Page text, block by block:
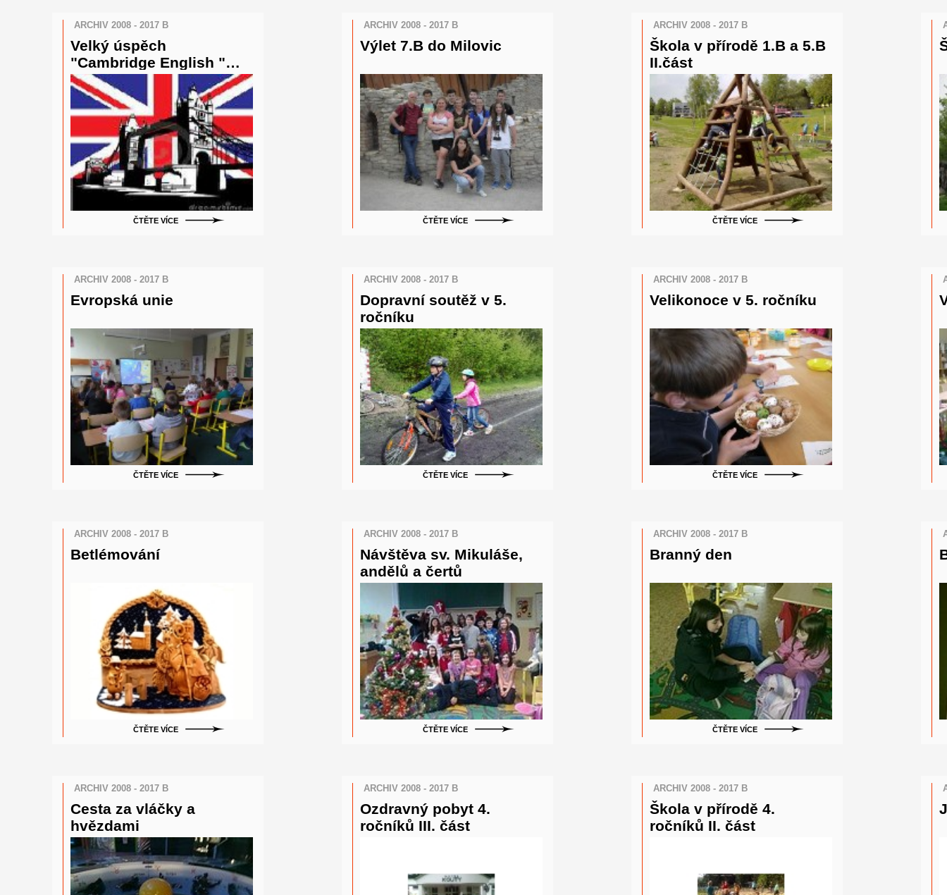
ARCHIV 2008 - 2017 B
Velký úspěch
"Cambridge English "
Štěpánky Neumanové z
8.B
ČTĚTE VÍCE
ARCHIV 2008 - 2017 B
Výlet 7.B do Milovic
ČTĚTE VÍCE
ARCHIV 2008 - 2017 B
Škola v přírodě 1.B a 5.B
II.část
ČTĚTE VÍCE
ARCHIV 2008 - 2017 B
Evropská unie
ČTĚTE VÍCE
ARCHIV 2008 - 2017 B
Dopravní soutěž v 5.
ročníku
ČTĚTE VÍCE
ARCHIV 2008 - 2017 B
Velikonoce v 5. ročníku
ČTĚTE VÍCE
ARCHIV 2008 - 2017 B
Betlémování
ČTĚTE VÍCE
ARCHIV 2008 - 2017 B
Návštěva sv. Mikuláše,
andělů a čertů
ČTĚTE VÍCE
ARCHIV 2008 - 2017 B
Branný den
ČTĚTE VÍCE
ARCHIV 2008 - 2017 B
Cesta za vláčky a
hvězdami
ARCHIV 2008 - 2017 B
Ozdravný pobyt 4.
ročníků III. část
ARCHIV 2008 - 2017 B
Škola v přírodě 4.
ročníků II. část